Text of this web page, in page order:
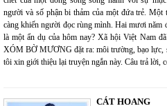
người và số phận bi thảm của một đứa trẻ. Một
càng khiến người đọc rùng mình. Hai mươi năm
là một ẩn dụ của hôm nay? Xã hội Việt Nam
XÓM BỜ MƯƠNG đặt ra: môi trường, bạo lực,
tôi xin giới thiệu lại truyện ngắn này. Câu trả lời,
CÁT HOANG